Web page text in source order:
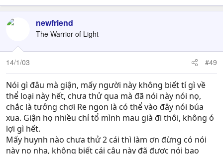
newfriend
The Warrior of Light
14/1/03 #49
Nói gì đâu mà giận, mấy người này không biết tí gì về
thể loại này hết, chưa thử qua mà đã nói này nói nọ,
chắc là tưởng chơi Re ngon là có thể vào đây nói búa
xua. Giận họ nhiều chỉ tổ mình mau già đi thôi, không ó
lợi gì hết.
Mấy huynh nào chưa thử 2 cái thì làm ơn đừng có nói
này nọ nha, không biết cái câu này đã được nói bao